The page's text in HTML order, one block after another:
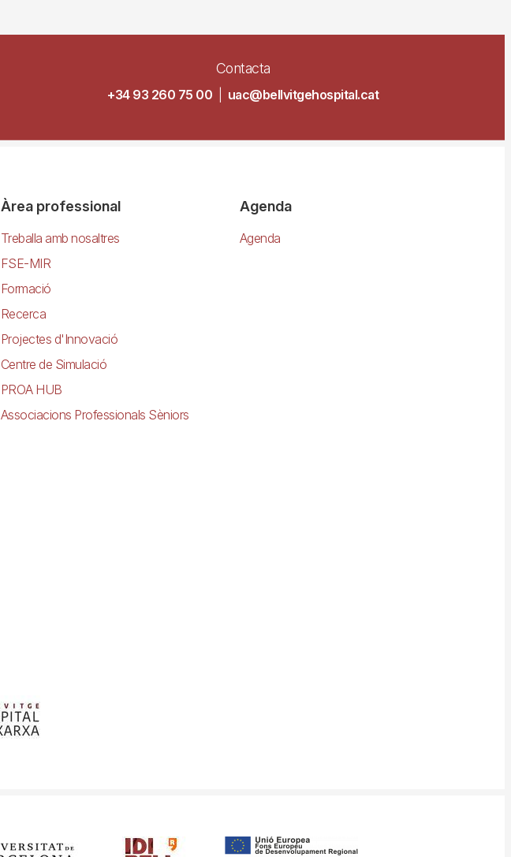
Contacta
+34 93 260 75 00 uac@bellvitgehospital.cat
Àrea professional
Treballa amb nosaltres
FSE-MIR
Formació
Recerca
Projectes d'Innovació
Centre de Simulació
PROA HUB
Associacions Professionals Sèniors
Agenda
Agenda